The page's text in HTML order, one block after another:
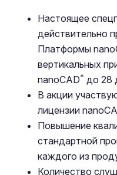
Настоящее
действительно
Платформы
вертикальных
nanoCAD* до 28
В акции
лицензии
Повышение
стандартной
каждого из
Количество